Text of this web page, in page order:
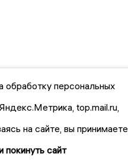
обработку персональных
top.mail.ru,
на сайте, вы принимаете
покинуть сайт